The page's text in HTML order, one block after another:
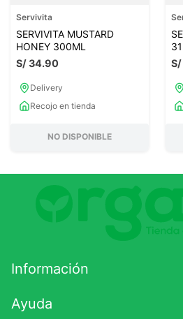
Servivita
SERVIVITA MUSTARD
HONEY 300ML
S/34.90
Delivery
Recojo en tienda
NO DISPONIBLE
S/
Información
Ayuda